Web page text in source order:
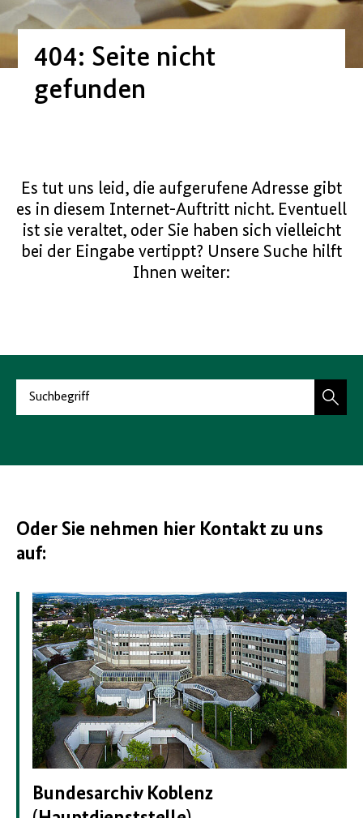
404: Seite nicht
gefunden
Es tut uns leid, die aufgerufene Adresse gibt
es in diesem Internet-Auftritt nicht. Eventuell
ist sie veraltet, oder Sie haben sich vielleicht
bei der Eingabe vertippt? Unsere Suche hilft
Ihnen weiter:
e
Oder Sie nehmen hier Kontakt zu uns
auf:
Bundesarchiv Koblenz